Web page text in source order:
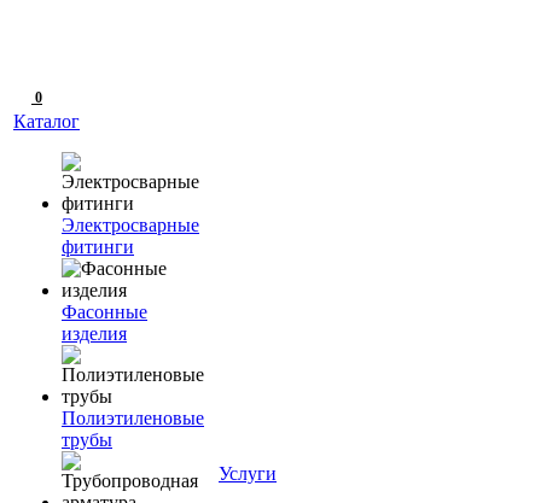
0
Каталог
Электросварные
фитинги
Фасонные
изделия
Полиэтиленовые
трубы
Услуги